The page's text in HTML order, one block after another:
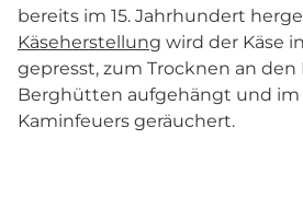
bereits im 15. Jahrhundert
Käseherstellung wird der Käse
gepresst, zum Trocknen an den
Berghütten aufgehängt und im
Kaminfeuers geräuchert.